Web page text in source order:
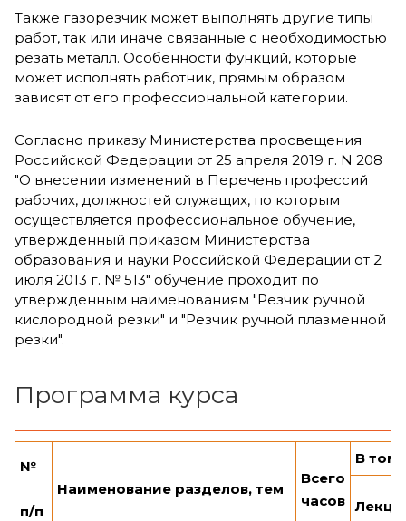
Также газорезчик может выполнять другие типы
работ, так или иначе связанные с необходимостью
резать металл. Особенности функций, которые
может исполнять работник, прямым образом
зависят от его профессиональной категории.
Согласно приказу Министерства просвещения
Российской Федерации от 25 апреля 2019 г. N 208
"О внесении изменений в Перечень профессий
рабочих, должностей служащих, по которым
осуществляется профессиональное обучение,
утвержденный приказом Министерства
образования и науки Российской Федерации от 2
июля 2013 г. № 513" обучение проходит по
утвержденным наименованиям "Резчик ручной
кислородной резки" и "Резчик ручной плазменной
резки".
Программа курса
№
п/п
Наименование разделов, тем
Всего
часов
В том